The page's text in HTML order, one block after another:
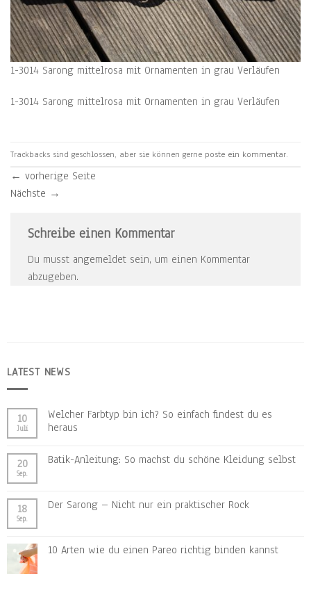
1-3014 Sarong mittelrosa mit Ornamenten in grau Verläufen
1-3014 Sarong mittelrosa mit Ornamenten in grau Verläufen
Trackbacks sind geschlossen, aber sie können gerne poste ein kommentar.
← vorherige Seite
Nächste →
Schreibe einen Kommentar
Du musst angemeldet sein, um einen Kommentar
abzugeben.
LATEST NEWS
10
Juli
Welcher Farbtyp bin ich? So einfach findest du es
heraus
20
Sep.
Batik-Anleitung: So machst du schöne Kleidung selbst
18
Sep.
Der Sarong – Nicht nur ein praktischer Rock
10 Arten wie du einen Pareo richtig binden kannst